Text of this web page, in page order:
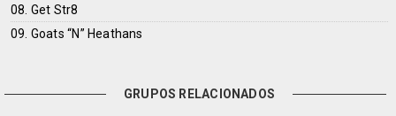
08. Get Str8
09. Goats “N” Heathans
GRUPOS RELACIONADOS